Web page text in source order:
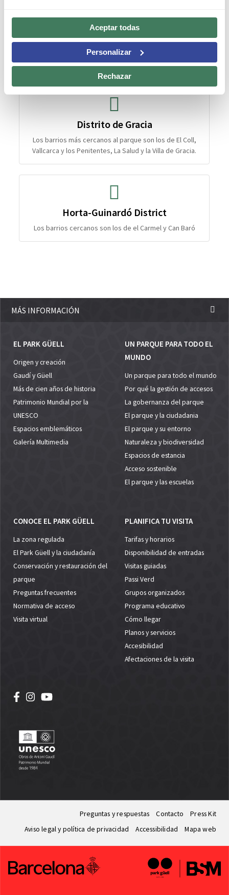
Aceptar todas
Personalizar
Rechazar
Distrito de Gracia
Los barrios más cercanos al parque son los de El Coll,
Vallcarca y los Penitentes, La Salud y la Villa de Gracia.
Horta-Guinardó District
Los barrios cercanos son los de el Carmel y Can Baró
MÁS INFORMACIÓN
EL PARK GÜELL
Origen y creación
Gaudí y Güell
Más de cien años de historia
Patrimonio Mundial por la
UNESCO
Espacios emblemáticos
Galería Multimedia
UN PARQUE PARA TODO EL
MUNDO
Un parque para todo el mundo
Por qué la gestión de accesos
La gobernanza del parque
El parque y la ciudadania
El parque y su entorno
Naturaleza y biodiversidad
Espacios de estancia
Acceso sostenible
El parque y las escuelas
CONOCE EL PARK GÜELL
La zona regulada
El Park Güell y la ciudadanía
Conservación y restauración del
parque
Preguntas frecuentes
Normativa de acceso
Visita virtual
PLANIFICA TU VISITA
Tarifas y horarios
Disponibilidad de entradas
Visitas guiadas
Passi Verd
Grupos organizados
Programa educativo
Cómo llegar
Planos y servicios
Accesibilidad
Afectaciones de la visita
Preguntas y respuestas Contacto
Press Kit
Aviso legal y política de privacidad
Accessibilidad Mapa web